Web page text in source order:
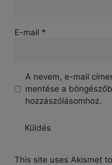
E-mail *
A nevem, e-mail
mentése a
hozzászólásomhoz.
This site uses Akismet